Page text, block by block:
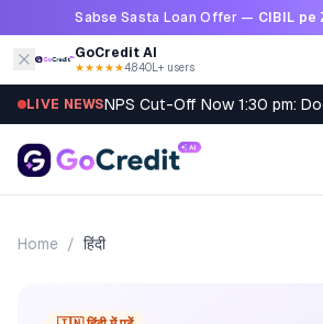
Skip to contentSabse Sasta Loan Offer — CIBIL
GoCredit AI
★★★★★4.8·40L+ users
LIVE NEWSNPS Cut-Off Now 1:30 pm:
Home / हिंदी